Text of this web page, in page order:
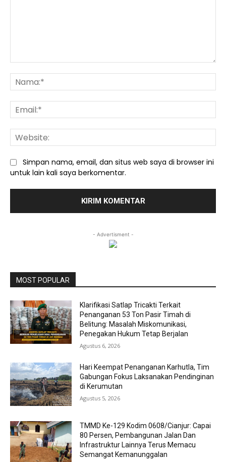
Simpan nama, email, dan situs web saya di browser ini
untuk lain kali saya berkomentar.
- Advertisment -
MOST POPULAR
Klarifikasi Satlap Tricakti Terkait
Penanganan 53 Ton Pasir Timah di
Belitung: Masalah Miskomunikasi,
Penegakan Hukum Tetap Berjalan
Agustus 6, 2026
Hari Keempat Penanganan Karhutla, Tim
Gabungan Fokus Laksanakan Pendinginan
di Kerumutan
Agustus 5, 2026
TMMD Ke-129 Kodim 0608/Cianjur: Capai
80 Persen, Pembangunan Jalan Dan
Infrastruktur Lainnya Terus Memacu
Semangat Kemanunggalan